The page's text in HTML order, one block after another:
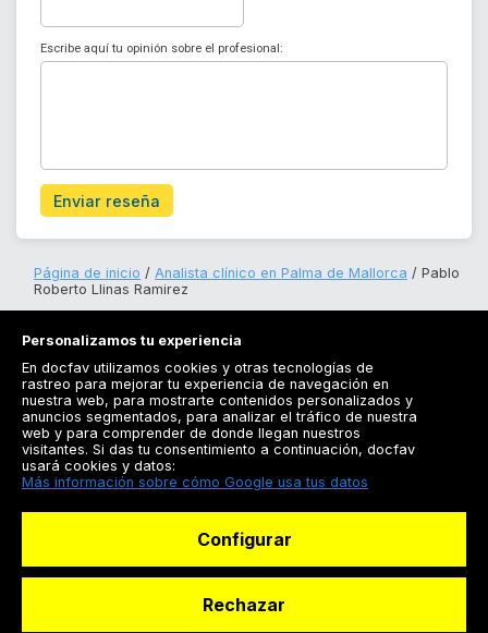
Escribe aquí tu opinión sobre el profesional:
Enviar reseña
Página de inicio Analista clínico en Palma de Mallorca
Pablo
Roberto Llinas Ramirez
Registrarse
Docfav
Personalizamos tu experiencia
En docfav utilizamos cookies y otras tecnologías de
rastreo para mejorar tu experiencia de navegación en
nuestra web, para mostrarte contenidos personalizados y
anuncios segmentados, para analizar el tráfico de nuestra
web y para comprender de donde llegan nuestros
visitantes. Si das tu consentimiento a continuación, docfav
usará cookies y datos:
Más información sobre cómo Google usa tus datos
Configurar
Rechazar